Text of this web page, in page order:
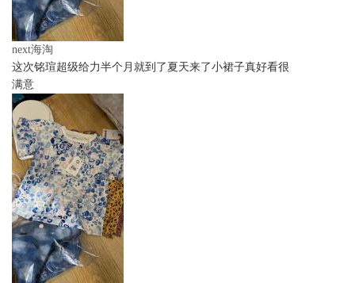
next海淘
这次铭瑄超级给力半个月就到了夏天来了小裙子真好看很
满意